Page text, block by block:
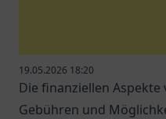
19.05.2026 18:20
Die finanziellen
Gebühren und